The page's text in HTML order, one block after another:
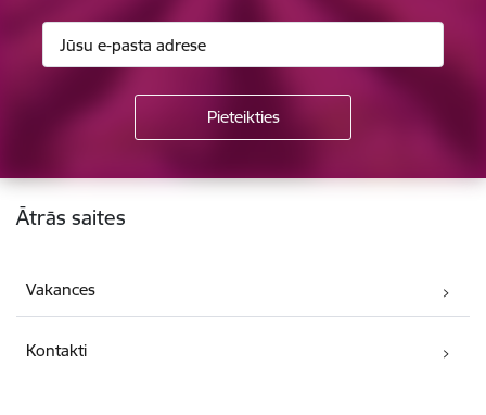
Kājene
Ātrās saites
Vakances
Kontakti